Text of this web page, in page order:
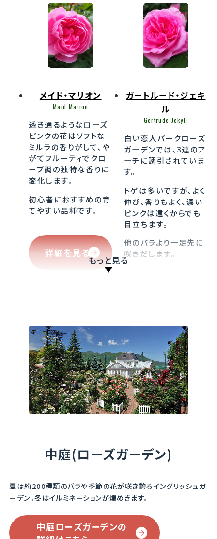
メイド・マリオン
Maid Marion
透き通るようなローズ
ピンクの花はソフトな
ミルラの香りがして、や
がてフルーティでクロ
ーブ調の独特な香りに
変化します。
初心者におすすめの育
てやすい品種です。
詳細を見る
ガートルード・ジェキ
ル
Gertrude Jekyll
白い恋人パークローズ
ガーデンでは、3連のア
ーチに誘引されていま
す。
トゲは多いですが、よく
伸び、香りもよく、濃い
ピンクは遠くからでも
目立ちます。
他のバラより一足先に
咲きだします。
素敵な色のマゼンタ・
なんだかノスタルジッ
クな雰囲気を醸し出し
コンパクトなので鉢栽
The Lady's Blush
ラの特徴は、ゴールド
に輝く雄しべです。
洋のような和のような
独特の雰囲気。
もっと見る
中庭(ローズガーデン)
夏は約200種類のバラや季節の花が咲き誇るイングリッシュガ
ーデン。冬はイルミネーションが煌めきます。
中庭ローズガーデンの